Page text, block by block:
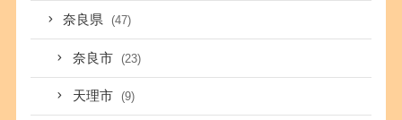
奈良県 (47)
奈良市 (23)
天理市 (9)